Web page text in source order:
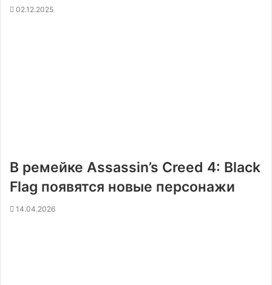
02.12.2025
В ремейке Assassin’s Creed 4: Black
Flag появятся новые персонажи
14.04.2026